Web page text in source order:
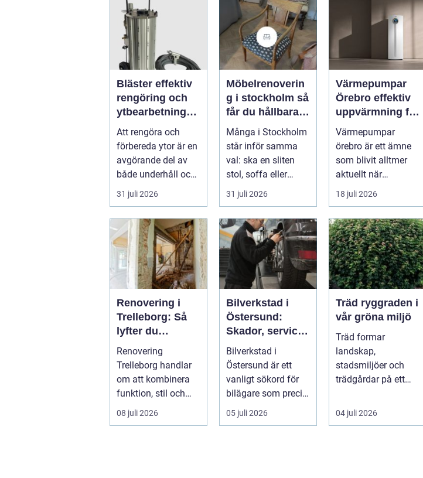
Bläster effektiv
rengöring och
ytbearbetning
för proffs och
hantverkare
Att rengöra och
förbereda ytor är en
avgörande del av
både underhåll och
renovering. Färg,
rost, smu...
31 juli 2026
Möbelrenoverin
g i stockholm så
får du hållbara
och vackra
möbler
Många i Stockholm
står inför samma
val: ska en sliten
stol, soffa eller
fåtölj slängas,
säljas billi...
31 juli 2026
Värmepumpar
Örebro effektiv
uppvärmning för
hus och
fastigheter
Värmepumpar
örebro är ett ämne
som blivit alltmer
aktuellt när
energipriser stiger
och fler vill sän...
18 juli 2026
Renovering i
Trelleborg: Så
lyfter du
hemmet på ett
smart sätt
Renovering
Trelleborg handlar
om att kombinera
funktion, stil och
långsiktig ekonomi i
samma p...
08 juli 2026
Bilverkstad i
Östersund:
Skador, service
och smarta val
för din bil
Bilverkstad i
Östersund är ett
vanligt sökord för
bilägare som precis
f&ari...
05 juli 2026
Träd ryggraden i
vår gröna miljö
Träd formar
landskap,
stadsmiljöer och
trädgårdar på ett
växter klarar. De ger
sku...
04 juli 2026